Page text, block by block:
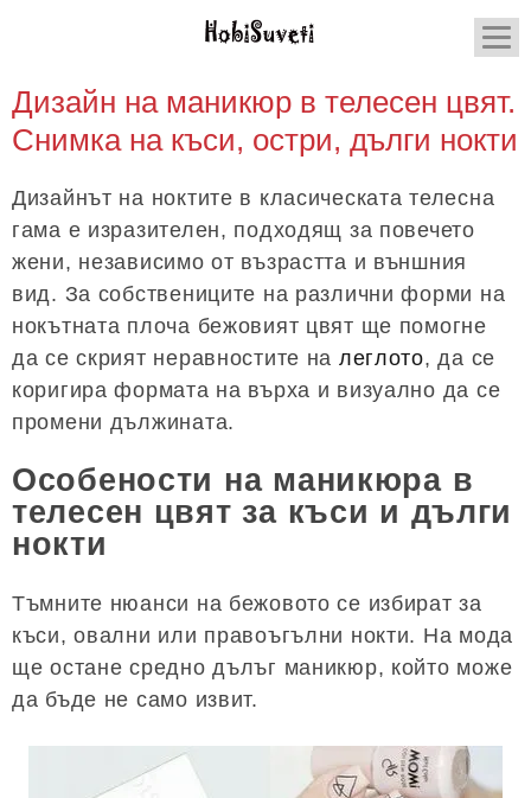
Дизайн на маникюр в телесен цвят.
Снимка на къси, остри, дълги нокти
Дизайнът на ноктите в класическата телесна
гама е изразителен, подходящ за повечето
жени, независимо от възрастта и външния
вид. За собствениците на различни форми на
нокътната плоча бежовият цвят ще помогне
да се скрият неравностите на леглото, да се
коригира формата на върха и визуално да се
промени дължината.
Особености на маникюра в
телесен цвят за къси и дълги
нокти
Тъмните нюанси на бежовото се избират за
къси, овални или правоъгълни нокти. На мода
ще остане средно дълъг маникюр, който може
да бъде не само извит.